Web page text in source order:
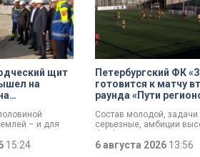
щит
на
– и для
вышел на
15:24
Петербургский ФК
готовится к матчу
раунда «Пути
Состав молодой, задачи
серьезные, амбиции
выступающая во второй
6 августа 2026 13:56